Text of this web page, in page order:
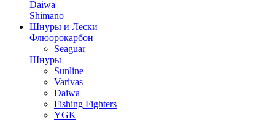
Daiwa
Shimano
Шнуры и Лески
Флюорокарбон
Seaguar
Шнуры
Sunline
Varivas
Daiwa
Fishing Fighters
YGK